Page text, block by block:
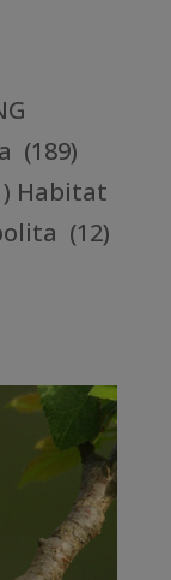
(189)
Habitat
(12)